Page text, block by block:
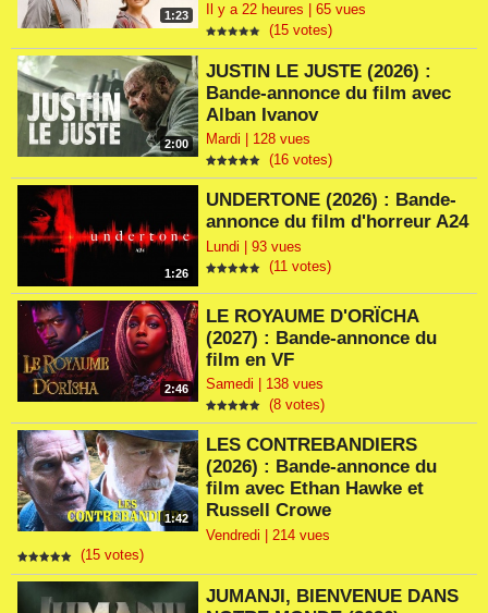
1:23
Il y a 22 heures | 65 vues
(15 votes)
2:00
JUSTIN LE JUSTE (2026) :
Bande-annonce du film avec
Alban Ivanov
Mardi | 128 vues
(16 votes)
1:26
UNDERTONE (2026) : Bande-
annonce du film d'horreur A24
Lundi | 93 vues
(11 votes)
2:46
LE ROYAUME D'ORÏCHA
(2027) : Bande-annonce du
film en VF
Samedi | 138 vues
(8 votes)
1:42
LES CONTREBANDIERS
(2026) : Bande-annonce du
film avec Ethan Hawke et
Russell Crowe
Vendredi | 214 vues
(15 votes)
JUMANJI, BIENVENUE DANS